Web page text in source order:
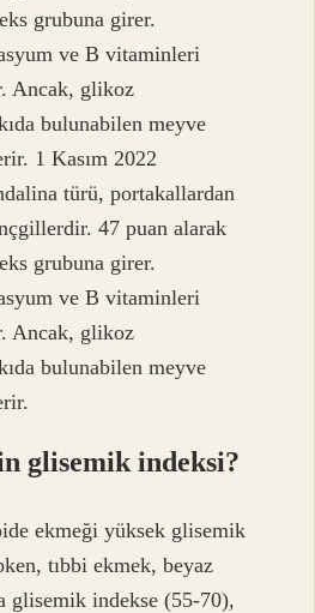
grubuna girer.
ve B vitaminleri
Ancak, glikoz
bulunabilen meyve
1 Kasım 2022
türü, portakallardan
47 puan alarak
grubuna girer.
ve B vitaminleri
Ancak, glikoz
bulunabilen meyve
glisemik indeksi?
ekmeği yüksek glisemik
tıbbi ekmek, beyaz
glisemik indekse (55-70),